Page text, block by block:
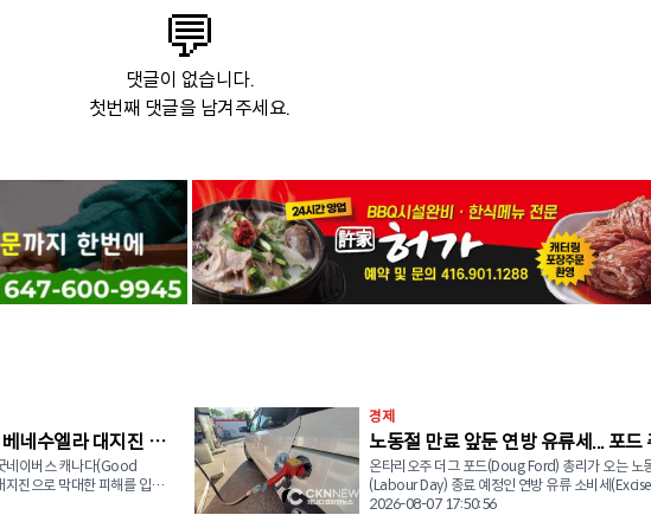
💬
댓글이 없습니다.
첫번째 댓글을 남겨주세요.
네수엘라 대지진 피
달
네이버스 캐나다(Good
진으로 막대한 피해를 입은
1만 1,931가구를 대상으로 긴
경제
노동절 만료 앞둔 연방 유류세... 포드
리 "내년까지 연장하라"
온타리오주 더그 포드(Doug Ford) 총리가 오는 노
(Labour Day) 종료 예정인 연방 유류 소비세
면제 조치를 연장해 달라고 마크 카니 캐나다 총리
2026-08-07 17:50:56